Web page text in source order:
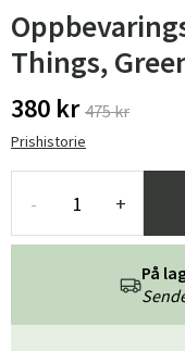
Things,
380 kr 475 kr
Prishistorie
- +
På